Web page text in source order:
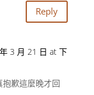
Reply
3 月 21 日 at 下
歉這麼晚才回